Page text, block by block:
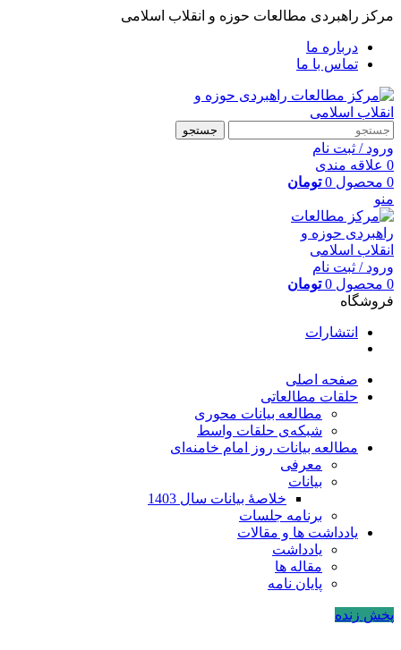
مرکز راهبردی مطالعات حوزه و انقلاب اسلامی
درباره ما
تماس با ما
جستجو
ورود / ثبت نام
0 علاقه مندی
0 محصول 0 تومان
منو
ورود / ثبت نام
0 محصول 0 تومان
فروشگاه
انتشارات
صفحه اصلی
حلقات مطالعاتی
مطالعه بیانات محوری
شبکه‌ی حلقات واسط
مطالعه بیانات روز امام خامنه‌ای
معرفی
بیانات
خلاصۀ بیانات سال 1403
برنامه جلسات
یادداشت ها و مقالات
یادداشت
مقاله ها
پایان نامه
پخش زنده